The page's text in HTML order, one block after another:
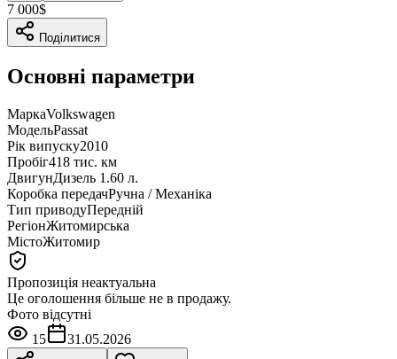
7 000$
Поділитися
Основні параметри
МаркаVolkswagen
МодельPassat
Рік випуску2010
Пробіг418 тис. км
ДвигунДизель 1.60 л.
Коробка передачРучна / Механіка
Тип приводуПередній
РегіонЖитомирська
МістоЖитомир
Пропозиція неактуальна
Це оголошення більше не в продажу.
Фото відсутні
15
31.05.2026